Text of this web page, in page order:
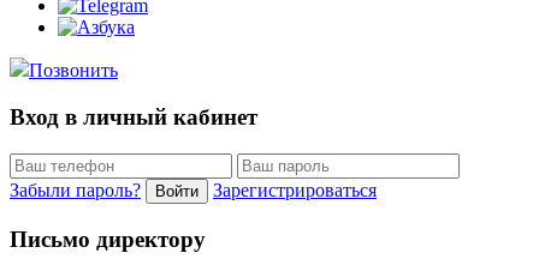
Позвонить
Вход в личный кабинет
Забыли пароль? Войти Зарегистрироваться
Письмо директору